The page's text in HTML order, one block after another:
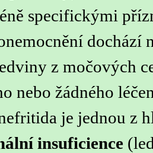
specifickými
dochází
z močových
nebo žádného
je jednou z
insuficience